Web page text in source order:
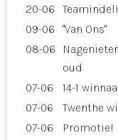
20-06
09-06
"Van Ons"
08-06
oud
07-06
14-1
07-06
Twenthe
07-06
Promotie!